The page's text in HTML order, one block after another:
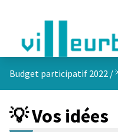
Budget participatif 2022 /
💡 Vos idées